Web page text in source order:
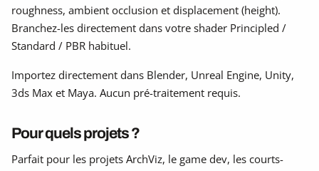
roughness, ambient occlusion et displacement (height).
Branchez-les directement dans votre shader Principled /
Standard / PBR habituel.
Importez directement dans Blender, Unreal Engine, Unity,
3ds Max et Maya. Aucun pré-traitement requis.
Pour quels projets ?
Parfait pour les projets ArchViz, le game dev, les courts-